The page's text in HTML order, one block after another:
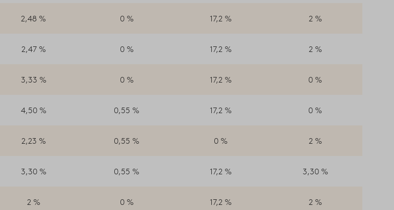
2,48 % 0 % 17,2 % 2 %
2,47 % 0 % 17,2 % 2 %
3,33 % 0 % 17,2 % 0 %
4,50 % 0,55 % 17,2 % 0 %
2,23 % 0,55 % 0 % 2 %
3,30 % 0,55 % 17,2 % 3,30 %
2 % 0 % 17,2 % 2 %